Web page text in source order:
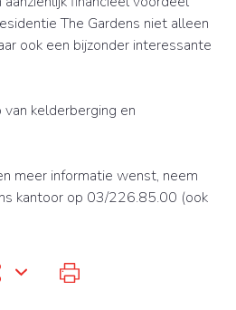
The Gardens niet alleen
ook een bijzonder interessante
kelderberging en
meer informatie wenst, neem
kantoor op 03/226.85.00 (ook